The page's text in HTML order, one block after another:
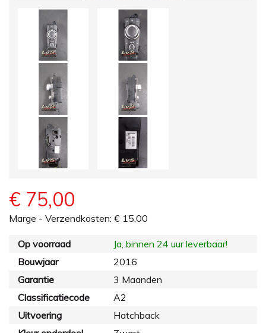
€ 75,00
Marge - Verzendkosten: € 15,00
Op voorraad
Ja, binnen 24 uur leverbaar!
Bouwjaar
2016
Garantie
3 Maanden
Classificatiecode
A2
Uitvoering
Hatchback